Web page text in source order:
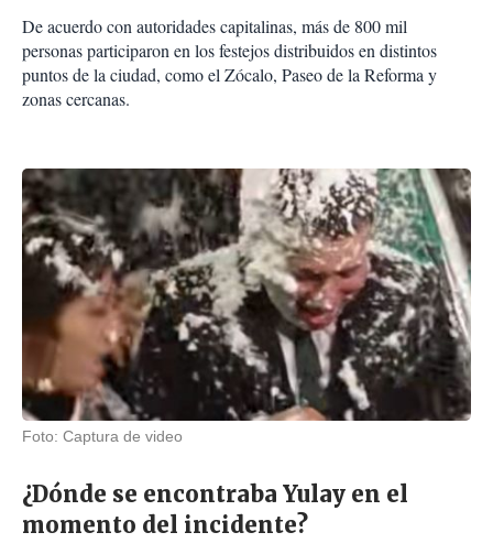
De acuerdo con autoridades capitalinas, más de 800 mil
personas participaron en los festejos distribuidos en distintos
puntos de la ciudad, como el Zócalo, Paseo de la Reforma y
zonas cercanas.
Foto: Captura de video
¿Dónde se encontraba Yulay en el
momento del incidente?